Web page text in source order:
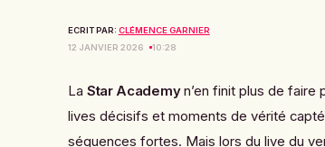
ECRIT PAR: CLÉMENCE GARNIER
12 JANVIER 2026
10:28
La Star Academyn’en finit plus de faire
lives décisifs et moments de vérité
séquences fortes. Mais lors du live du